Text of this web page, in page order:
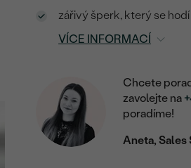
zářivý šperk, který se
VÍCE INFORMACÍ
Chcete
zavolejte na
poradíme!
Aneta,